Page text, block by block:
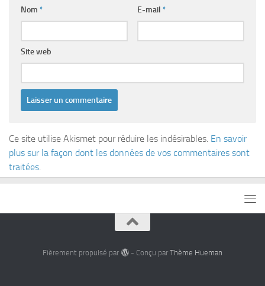
Nom * E-mail *
Site web
Ce site utilise Akismet pour réduire les indésirables. En savoir
plus sur la façon dont les données de vos commentaires sont
traitées
Fièrement propulsé par - Conçu par Thème Hueman